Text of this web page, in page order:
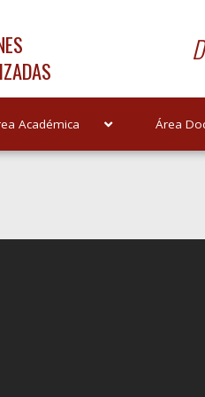
Académica Área